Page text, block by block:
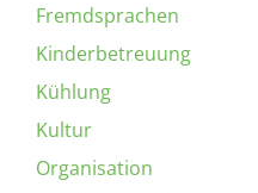
Fremdsprachen
Kinderbetreuung
Kühlung
Kultur
Organisation